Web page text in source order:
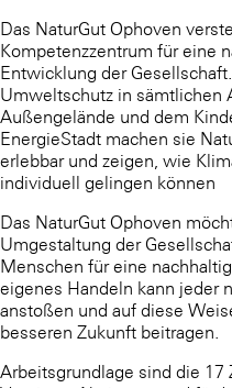
Das NaturGut Ophoven
Kompetenzzentrum für eine
Entwicklung der
Umweltschutz in sämtlichen
Außengelände und dem
EnergieStadt machen sie
erlebbar und zeigen, wie
individuell gelingen können
Das NaturGut Ophoven
Umgestaltung der
Menschen für eine
eigenes Handeln kann jeder
anstoßen und auf diese
besseren Zukunft beitragen.
Arbeitsgrundlage sind die 17